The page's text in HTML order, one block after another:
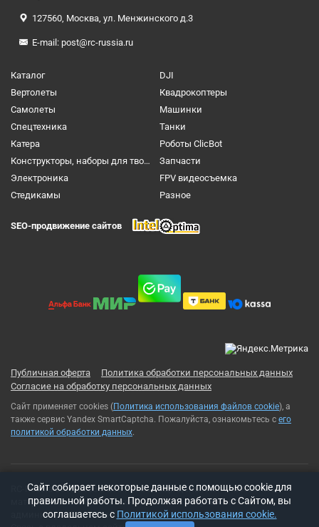
127560, Москва, ул. Менжинского д.3
E-mail: post@rc-russia.ru
Каталог
DJI
Вертолеты
Квадрокоптеры
Самолеты
Машинки
Спецтехника
Танки
Катера
Роботы ClicBot
Конструкторы, наборы для творчества и настольные игры
Запчасти
Электроника
FPV видеосъемка
Cтедикамы
Разное
SEO-продвижение сайтов
Публичная оферта
Политика обработки персональных данных
Согласие на обработку персональных данных
Сайт применяет cookies (Политика использования файлов cookie), а
также сервис Yandex SmartCaptcha. Пожалуйста, ознакомьтесь с его
политикой обработки данных.
RC-Russia 2013-2026© Все права защищены. Использование
материалов с сайта возможно только с разрешения
администрации сайта
Cайт собирает некоторые данные с помощью cookie для
правильной работы. Продолжая работать с Сайтом, вы
соглашаетесь с Политикой использования cookie.